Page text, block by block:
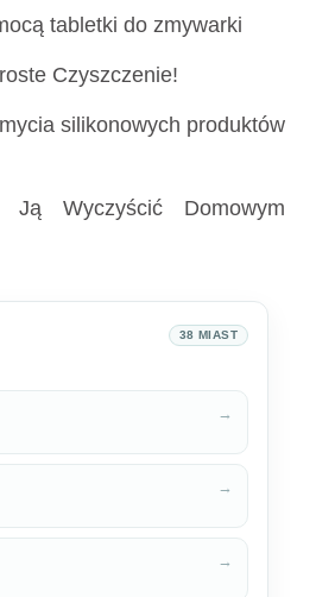
tabletki do zmywarki
Czyszczenie!
silikonowych produktów
Ją Wyczyścić Domowym
38 MIAST
→
→
→